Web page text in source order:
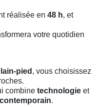
réalisée en 48 h, et
votre quotidien
pied , vous choisissez
combine technologie et
.